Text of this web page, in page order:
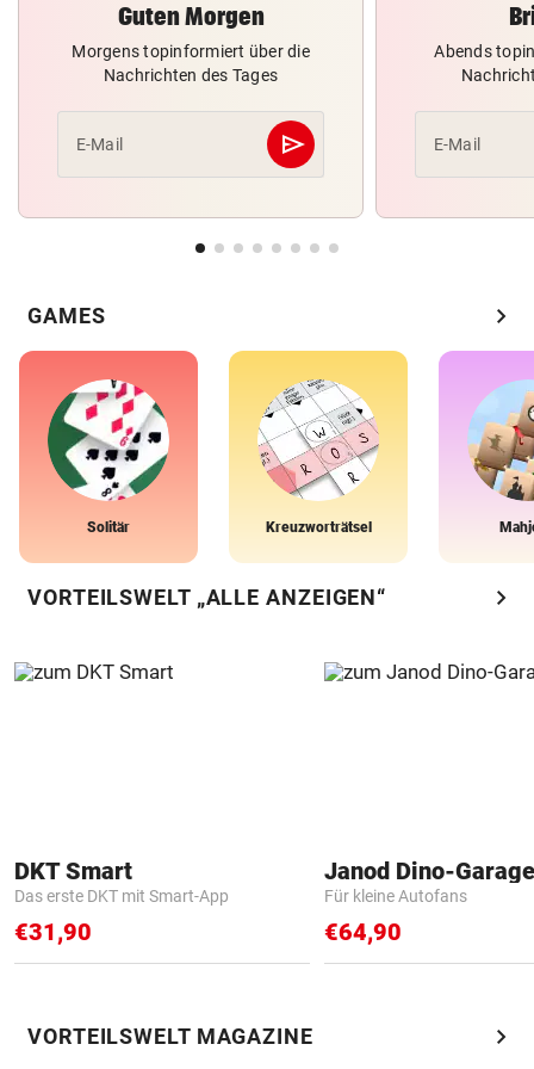
Guten Morgen
Morgens topinformiert über die
Nachrichten des Tages
E-Mail send
Abschicken
Abends
E-Mail
GAMES chevron_right
Solitär Kreuzworträtsel
VORTEILSWELT „ALLE ANZEIGEN“ chevron_right
DKT Smart
Das erste DKT mit Smart-App
€31,90
Janod Dino-Garage
Für kleine Autofans
€64,90
VORTEILSWELT MAGAZINE chevron_right